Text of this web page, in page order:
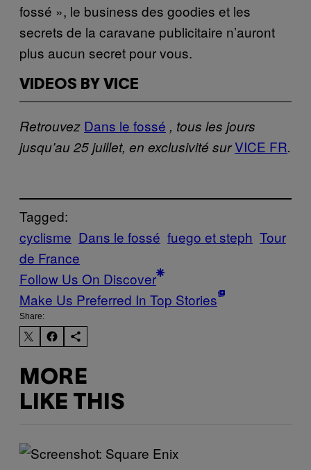
fossé », le business des goodies et les
secrets de la caravane publicitaire n’auront
plus aucun secret pour vous.
VIDEOS BY VICE
Retrouvez Dans le fossé , tous les jours
jusqu’au 25 juillet, en exclusivité surVICE FR.
Tagged:
cyclisme Dans le fossé fuego et steph Tour
de France
Follow Us On Discover
Make Us Preferred In Top Stories
Share:
MORE
LIKE THIS